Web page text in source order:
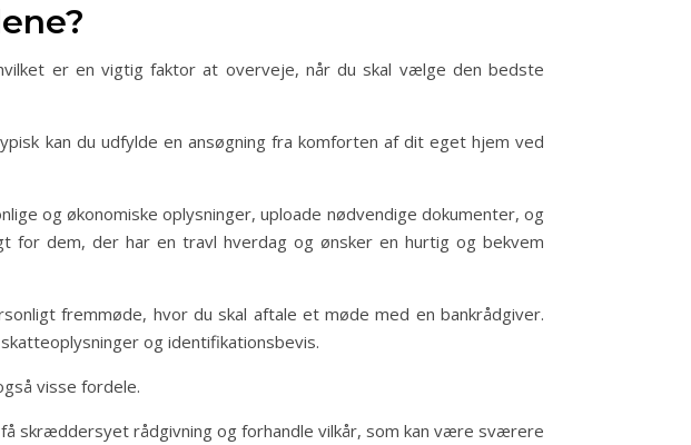
er en vigtig faktor at overveje, når du skal vælge den bedste
kan du udfylde en ansøgning fra komforten af dit eget hjem ved
og økonomiske oplysninger, uploade nødvendige dokumenter, og
dem, der har en travl hverdag og ønsker en hurtig og bekvem
fremmøde, hvor du skal aftale et møde med en bankrådgiver.
og identifikationsbevis.
visse fordele.
skræddersyet rådgivning og forhandle vilkår, som kan være sværere